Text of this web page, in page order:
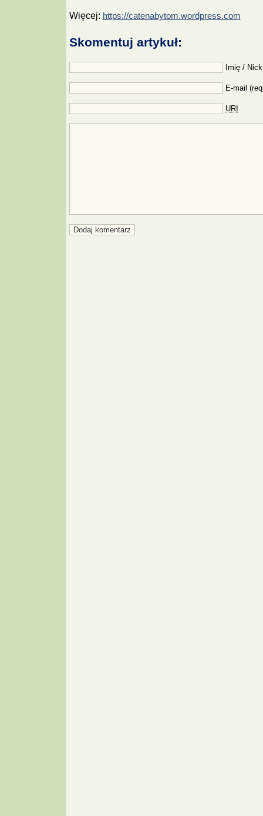
Więcej: https://catenabytom.wordpress.com
Skomentuj artykuł:
Imię /
E-mail
URI